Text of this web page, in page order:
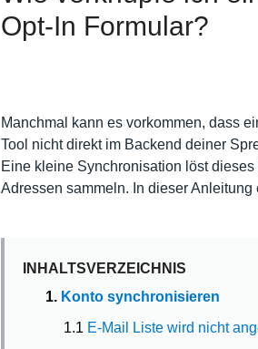
Opt-In Formular?
Manchmal kann es vorkommen, dass
Tool nicht direkt im Backend deiner
Eine kleine Synchronisation löst
Adressen sammeln. In dieser Anleitung
INHALTSVERZEICHNIS
1.Konto synchronisieren
1.1E-Mail Liste wird nicht